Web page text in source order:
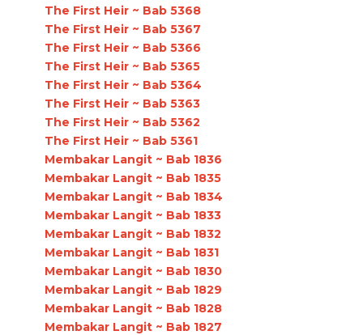
The First Heir ~ Bab 5368
The First Heir ~ Bab 5367
The First Heir ~ Bab 5366
The First Heir ~ Bab 5365
The First Heir ~ Bab 5364
The First Heir ~ Bab 5363
The First Heir ~ Bab 5362
The First Heir ~ Bab 5361
Membakar Langit ~ Bab 1836
Membakar Langit ~ Bab 1835
Membakar Langit ~ Bab 1834
Membakar Langit ~ Bab 1833
Membakar Langit ~ Bab 1832
Membakar Langit ~ Bab 1831
Membakar Langit ~ Bab 1830
Membakar Langit ~ Bab 1829
Membakar Langit ~ Bab 1828
Membakar Langit ~ Bab 1827